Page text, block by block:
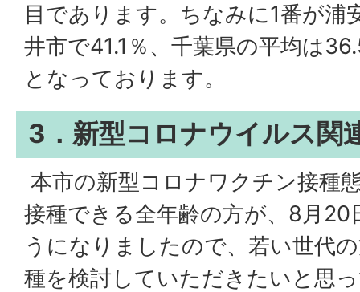
目であります。ちなみに1番が浦
井市で41.1％、千葉県の平均は
となっております。
3．新型コロナウイルス関
本市の新型コロナワクチン接種
接種できる全年齢の方が、8月
うになりましたので、若い世代
種を検討していただきたいと思